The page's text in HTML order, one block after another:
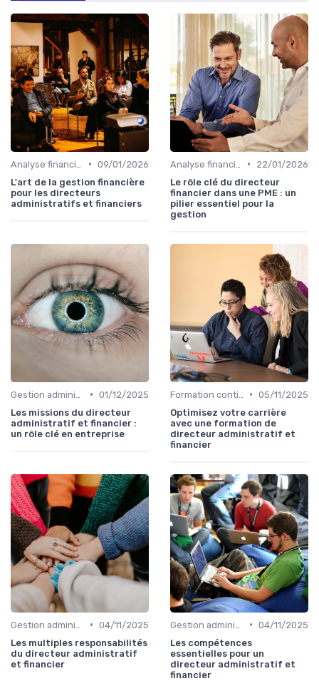
• 09/01/2026
L'art de la gestion financière
pour les directeurs
administratifs et financiers
•
22/01/2026
Le rôle clé du directeur
financier dans une PME : un
pilier essentiel pour la
gestion
• 01/12/2025
Les missions du directeur
administratif et financier :
un rôle clé en entreprise
• 05/11/2025
Optimisez votre carrière
avec une formation de
directeur administratif et
financier
• 04/11/2025
Les multiples responsabilités
du directeur administratif
et financier
• 04/11/2025
Les compétences
essentielles pour un
directeur administratif et
financier